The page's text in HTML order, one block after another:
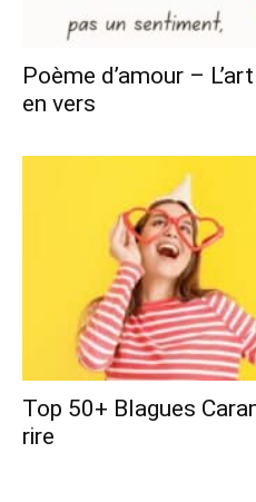
Poème d’amour –
en vers
Top 50+ Blagues
rire